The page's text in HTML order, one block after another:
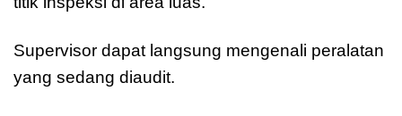
Supervisor dapat langsung mengenali peralatan
yang sedang diaudit.